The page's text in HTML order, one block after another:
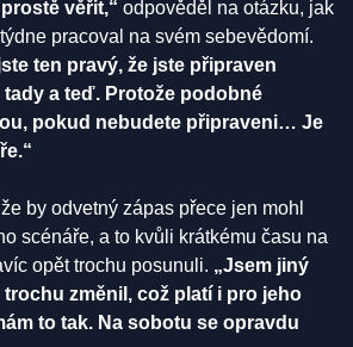
věřit,“ odpověděl na otázku, jak
pracoval na svém sebevědomí.
ten pravý, že jste připraven
tady a teď. Protože podobné
pokud nebudete připraveni… Je
by odvetný zápas přece jen mohl
scénáře, a to kvůli krátkému času na
opět trochu posunuli. „Jsem jiný
změnil, což platí i pro jeho
to tak. Na sobotu se opravdu